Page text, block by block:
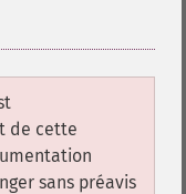
de cette
sans préavis